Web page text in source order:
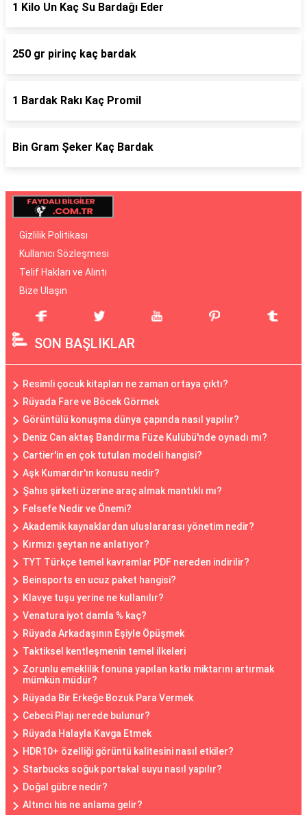
1 Kilo Un Kaç Su Bardağı Eder
250 gr pirinç kaç bardak
1 Bardak Rakı Kaç Promil
Bin Gram Şeker Kaç Bardak
Gizlilik Politikası
Kullanıcı Sözleşmesi
Telif Hakları ve Alıntı
Bize Ulaşın
SON BAŞLIKLAR
Resimli çocuk kitapları ne zaman ortaya çıktı?
Rüyada Fare ve Böcek Görmek
Görüntülü konuşma dünya çapında nasıl yapılır?
Deniz Can aktaş Bandırma Füze Kulübü'nde oynadı mı?
Cartier'in en çok tutulan modeli hangisi?
Aşk Kumardır'ın konusu nedir?
Şahıs şirketi üzerine araç almak mantıklı mı?
Felsefe Nedir ve Önemi?
Akademik kaynaklardan uluslararası yönetim nedir?
Kırmızı şeytan ne anlatıyor?
TYT Türkçe temel kavramlar PDF nereden indirilir?
Beinsports en ucuz paket hangisi?
Klavye tuşu yerine ne kullanılır?
Venatura iyot damla % kaç?
Rüyada Arkadaşının Eşiyle Öpüşmek
Taktiksel kentleşmenin temel ilkeleri
Zorunlu emeklilik fonuna yapılan katkı miktarını artırmak
mümkün müdür?
Rüyada Bir Erkeğe Bozuk Para Vermek
Cebeci Plajı nerede bulunur?
Rüyada Halayla Kavga Etmek
HDR10+ özelliği görüntü kalitesini nasıl etkiler?
Starbucks soğuk portakal suyu nasıl yapılır?
Doğal gübre nedir?
Altıncı his ne anlama gelir?